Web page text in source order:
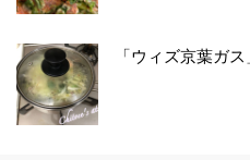
「ウィズ京葉ガ